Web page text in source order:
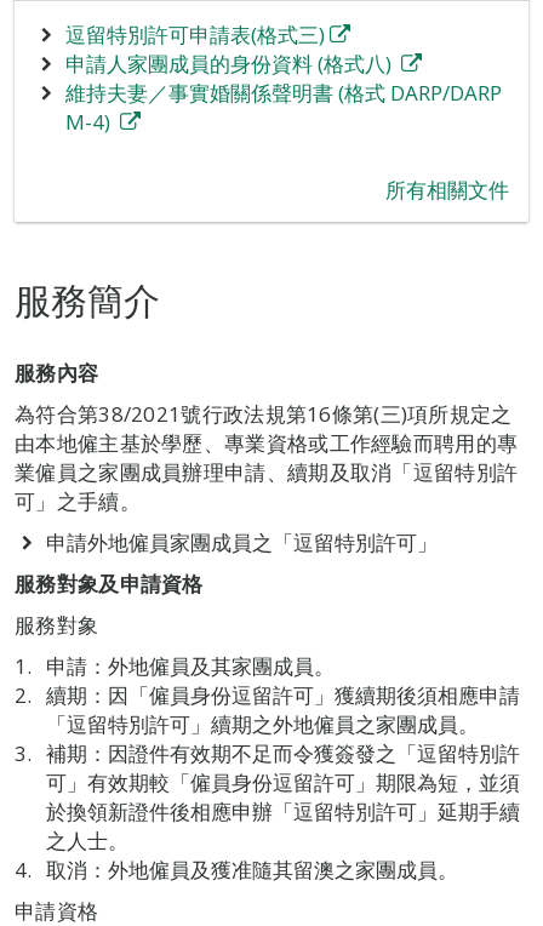
逗留特別許可申請表(格式三)
申請人家團成員的身份資料 (格式八)
維持夫妻／事實婚關係聲明書 (格式 DARP/DARP
M-4)
所有相關文件
服務簡介
服務內容
為符合第38/2021號行政法規第16條第(三)項所規定之
由本地僱主基於學歷、專業資格或工作經驗而聘用的專
業僱員之家團成員辦理申請、續期及取消「逗留特別許
可」之手續。
申請外地僱員家團成員之「逗留特別許可」
服務對象及申請資格
服務對象
申請：外地僱員及其家團成員。
續期：因「僱員身份逗留許可」獲續期後須相應申請
「逗留特別許可」續期之外地僱員之家團成員。
補期：因證件有效期不足而令獲簽發之「逗留特別許
可」有效期較「僱員身份逗留許可」期限為短，並須
於換領新證件後相應申辦「逗留特別許可」延期手續
之人士。
取消：外地僱員及獲准隨其留澳之家團成員。
申請資格